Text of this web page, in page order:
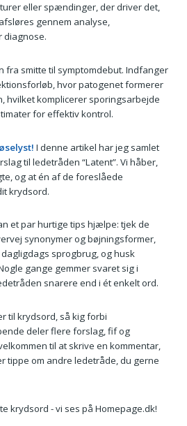
eller spændinger, der driver det,
gennem analyse,
diagnose.
fra smitte til symptomdebut. Indfanger
hvor patogenet formerer
hvilket komplicerer sporingsarbejde
for effektiv kontrol.
I denne artikel har jeg samlet
til ledetråden “Latent”. Vi håber,
og at én af de foreslåede
krydsord.
et par hurtige tips hjælpe: tjek de
synonymer og bøjningsformer,
sprogbrug, og husk
gange gemmer svaret sig i
snarere end i ét enkelt ord.
til krydsord, så kig forbi
deler flere forslag, fif og
til at skrive en kommentar,
tippe om andre ledetråde, du gerne
krydsord - vi ses på Homepage.dk!